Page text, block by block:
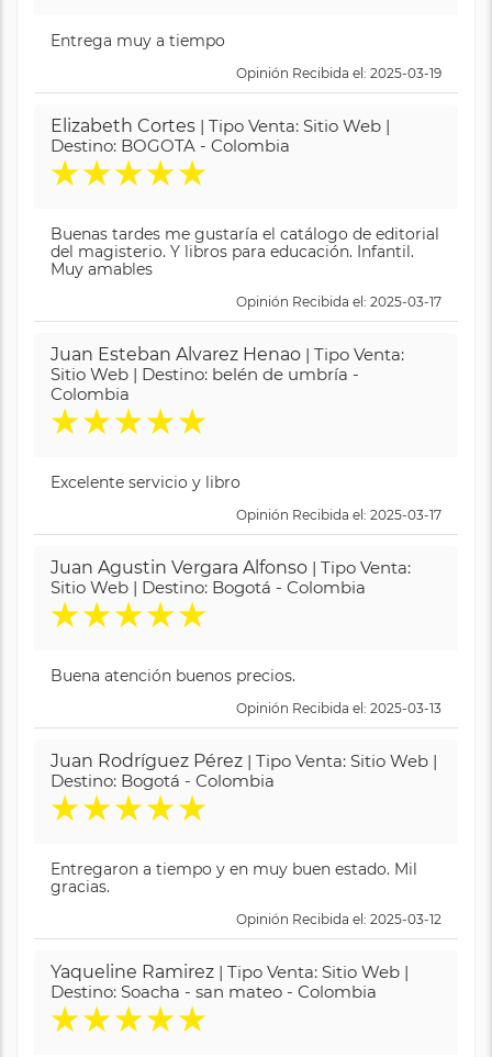
Entrega muy a tiempo
Opinión Recibida el: 2025-03-19
Elizabeth Cortes | Tipo Venta: Sitio Web |
Destino: BOGOTA - Colombia
★★★★★
Buenas tardes me gustaría el catálogo de editorial
del magisterio. Y libros para educación. Infantil.
Muy amables
Opinión Recibida el: 2025-03-17
Juan Esteban Alvarez Henao | Tipo Venta:
Sitio Web | Destino: belén de umbría -
Colombia
★★★★★
Excelente servicio y libro
Opinión Recibida el: 2025-03-17
Juan Agustin Vergara Alfonso | Tipo Venta:
Sitio Web | Destino: Bogotá - Colombia
★★★★★
Buena atención buenos precios.
Opinión Recibida el: 2025-03-13
Juan Rodríguez Pérez | Tipo Venta: Sitio Web |
Destino: Bogotá - Colombia
★★★★★
Entregaron a tiempo y en muy buen estado. Mil
gracias.
Opinión Recibida el: 2025-03-12
Yaqueline Ramirez | Tipo Venta: Sitio Web |
Destino: Soacha - san mateo - Colombia
★★★★★